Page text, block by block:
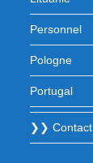
Personnel
Pologne
Portugal
❯❯ Contact